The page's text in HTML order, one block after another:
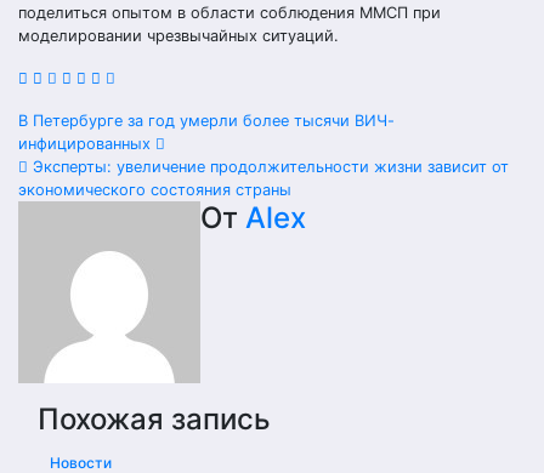
поделиться опытом в области соблюдения ММСП при
моделировании чрезвычайных ситуаций.
Навигация
по
В Петербурге за год умерли более тысячи ВИЧ-
инфицированных
Эксперты: увеличение продолжительности жизни зависит от
экономического состояния страны
От Alex
Похожая запись
Новости